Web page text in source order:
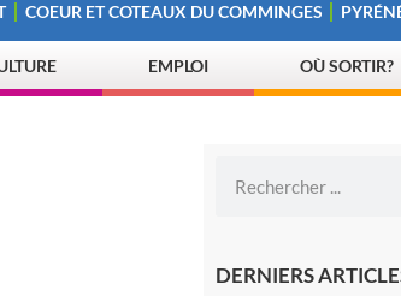
COEUR ET COTEAUX DU COMMINGES
EMPLOI OÙ SORTIR?
DERNIERS